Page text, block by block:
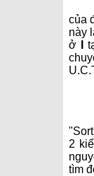
của
này
ở
2
tìm